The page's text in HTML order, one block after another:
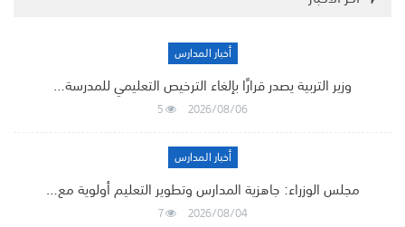
أخبار المدارس
وزير التربية يصدر قرارًا بإلغاء الترخيص التعليمي للمدرسة…
2026/08/06
5
أخبار المدارس
مجلس الوزراء: جاهزية المدارس وتطوير التعليم أولوية مع…
2026/08/04
7